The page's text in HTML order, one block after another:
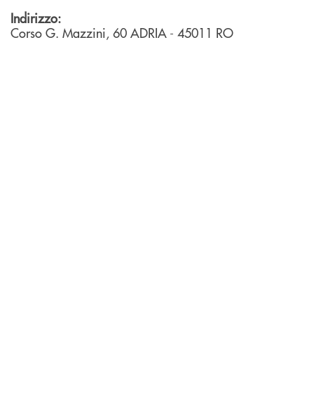
Indirizzo:
Corso G. Mazzini, 60 ADRIA - 45011 RO